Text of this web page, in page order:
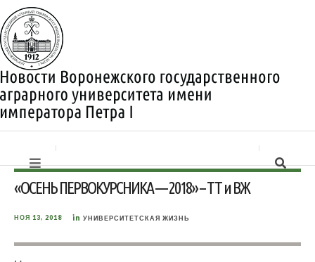
«ОСЕНЬ ПЕРВОКУРСНИКА — 2018» – ТТ и ВЖ
НОЯ 13, 2018 in УНИВЕРСИТЕТСКАЯ ЖИЗНЬ